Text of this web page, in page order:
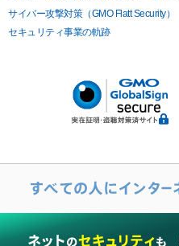
サイバー攻撃対策（GMO Flatt Security）
セキュリティ事業の軌跡